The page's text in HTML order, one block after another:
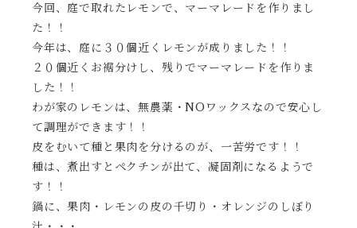
今回、庭で取れたレモンで、マーマレードを作りまし
た！！
今年は、庭に３０個近くレモンが成りました！！
２０個近くお裾分けし、残りでマーマレードを作りま
した！！
わが家のレモンは、無農薬・NOワックスなので安心し
て調理ができます！！
皮をむいて種と果肉を分けるのが、一苦労です！！
種は、煮出すとペクチンが出て、凝固剤になるようで
す！！
鍋に、果肉・レモンの皮の千切り・オレンジのしぼり